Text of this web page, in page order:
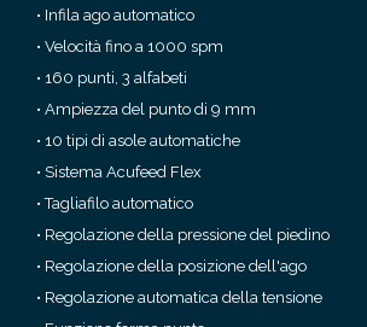
• Infila ago automatico
• Velocità fino a 1000 spm
• 160 punti, 3 alfabeti
• Ampiezza del punto di 9 mm
• 10 tipi di asole automatiche
• Sistema Acufeed Flex
• Tagliafilo automatico
• Regolazione della pressione del piedino
• Regolazione della posizione dell'ago
• Regolazione automatica della tensione